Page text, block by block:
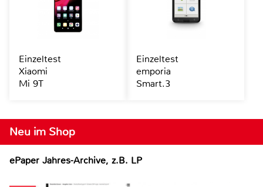
Neu im Shop
ePaper Jahres-Archive, z.B. LP
Einzeltest
Xiaomi
Mi 9T
Einzeltest
emporia
Smart.3